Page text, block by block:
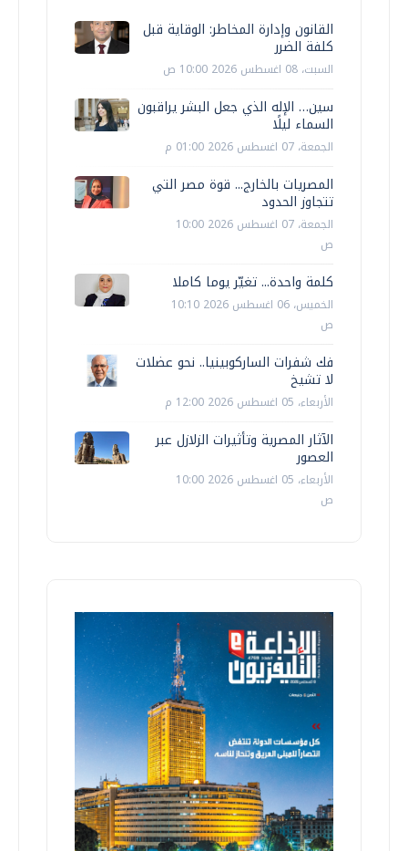
القانون وإدارة المخاطر: الوقاية قبل
كلفة الضرر
السبت، 08 اغسطس 2026 10:00 ص
سين… الإله الذي جعل البشر يراقبون
السماء ليلًا
الجمعة، 07 اغسطس 2026 01:00 م
المصريات بالخارج... قوة مصر التي
تتجاوز الحدود
الجمعة، 07 اغسطس 2026 10:00
ص
كلمة واحدة... تغيّر يوما كاملا
الخميس، 06 اغسطس 2026 10:10
ص
فك شفرات الساركوبينيا.. نحو عضلات
لا تشيخ
الأربعاء، 05 اغسطس 2026 12:00 م
الآثار المصرية وتأثيرات الزلازل عبر
العصور
الأربعاء، 05 اغسطس 2026 10:00
ص